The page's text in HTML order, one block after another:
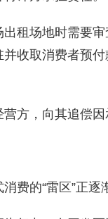
场地时需要审
收取消费者预
，向其追偿因
的“雷区”正逐